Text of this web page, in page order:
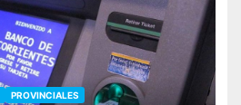
PROVINCIALES